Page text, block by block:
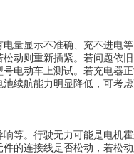
量显示不准确、充不进电
动则重新插紧。若问题依
电动车上测试。若充电器
续航能力明显降低，可考虑
等。行驶无力可能是电机
的连接线是否松动，若松